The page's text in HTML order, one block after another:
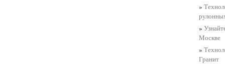
»
»
Москве
»
Гранит